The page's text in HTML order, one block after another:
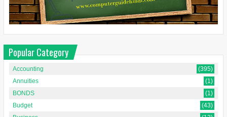
Popular Category
Accounting
(395)
Annuities
(1)
BONDS
(1)
Budget
(43)